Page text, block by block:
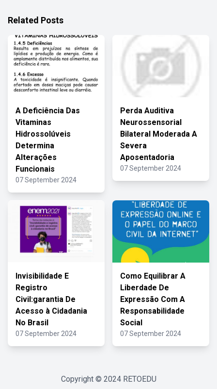
Related Posts
A Deficiência Das
Vitaminas
Hidrossolúveis
Determina
Alterações
Funcionais
07 September 2024
Perda Auditiva
Neurossensorial
Bilateral Moderada A
Severa
Aposentadoria
07 September 2024
Invisibilidade E
Registro
Civil:garantia De
Acesso à Cidadania
No Brasil
07 September 2024
Como Equilibrar A
Liberdade De
Expressão Com A
Responsabilidade
Social
07 September 2024
Copyright © 2024 RETOEDU